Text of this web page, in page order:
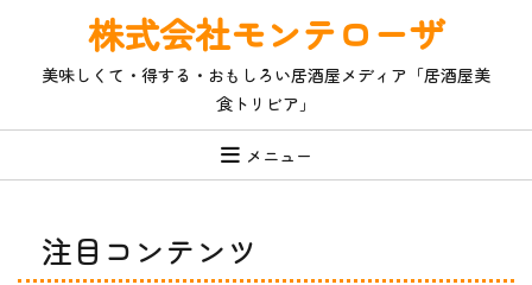
へ
キ
株式会社モンテローザ
美味しくて・得する・おもしろい居酒屋メディア「居酒屋美
食トリビア」
メニュー
注目コンテンツ